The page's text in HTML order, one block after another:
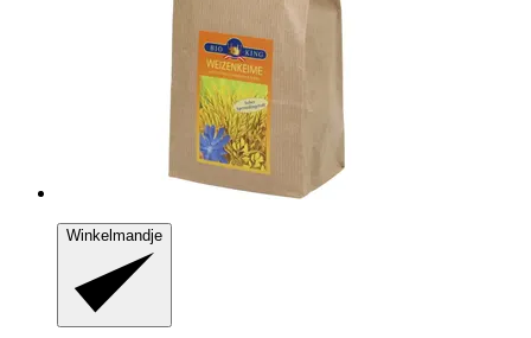
Winkelmandje